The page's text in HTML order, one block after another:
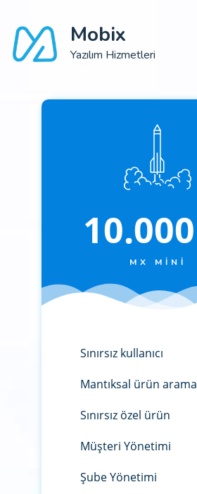
Mobix
Yazılım Hizmetleri
10.000
MX MINI
Sınırsız kullanıcı
Mantıksal ürün arama
Sınırsız özel ürün
Müşteri Yönetimi
Şube Yönetimi